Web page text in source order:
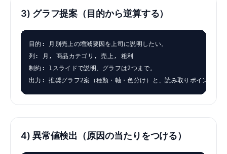
3) グラフ提案（目的から逆算する）
目的: 月別売上の増減要因を上司に説明したい。
列: 月, 商品カテゴリ, 売上, 粗利
制約: 1スライドで説明、グラフは2つまで。
出力: 推奨グラフ2案（種類・軸・色分け）と、読み取りポイント。
4) 異常値検出（原因の当たりをつける）